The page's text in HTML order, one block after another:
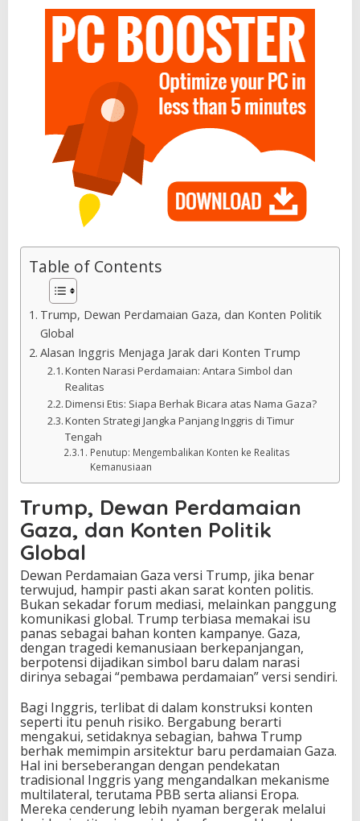
Table of Contents
Trump, Dewan Perdamaian Gaza, dan Konten Politik
Global
Alasan Inggris Menjaga Jarak dari Konten Trump
Konten Narasi Perdamaian: Antara Simbol dan
Realitas
Dimensi Etis: Siapa Berhak Bicara atas Nama Gaza?
Konten Strategi Jangka Panjang Inggris di Timur
Tengah
Penutup: Mengembalikan Konten ke Realitas
Kemanusiaan
Trump, Dewan Perdamaian
Gaza, dan Konten Politik
Global
Dewan Perdamaian Gaza versi Trump, jika benar
terwujud, hampir pasti akan sarat konten politis.
Bukan sekadar forum mediasi, melainkan panggung
komunikasi global. Trump terbiasa memakai isu
panas sebagai bahan konten kampanye. Gaza,
dengan tragedi kemanusiaan berkepanjangan,
berpotensi dijadikan simbol baru dalam narasi
dirinya sebagai “pembawa perdamaian” versi sendiri.
Bagi Inggris, terlibat di dalam konstruksi konten
seperti itu penuh risiko. Bergabung berarti
mengakui, setidaknya sebagian, bahwa Trump
berhak memimpin arsitektur baru perdamaian Gaza.
Hal ini berseberangan dengan pendekatan
tradisional Inggris yang mengandalkan mekanisme
multilateral, terutama PBB serta aliansi Eropa.
Mereka cenderung lebih nyaman bergerak melalui